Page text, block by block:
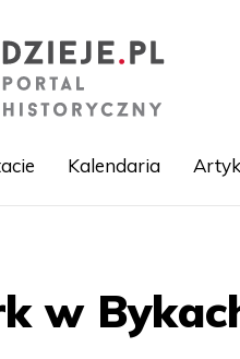
Kalendaria
w